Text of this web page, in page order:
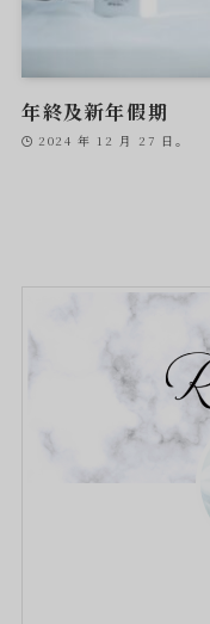
年終及新年假期
2024 年 12 月 27 日。